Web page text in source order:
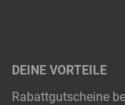
DEINE VORTEILE
Rabattgutscheine